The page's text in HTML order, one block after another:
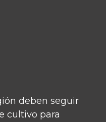
deben seguir
cultivo para